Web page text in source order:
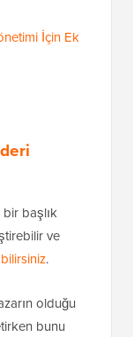
İçin Ek
başlık
ve
.
olduğu
bunu